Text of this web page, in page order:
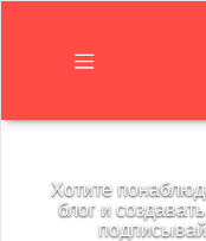
О
блоге
Хотите
блог и